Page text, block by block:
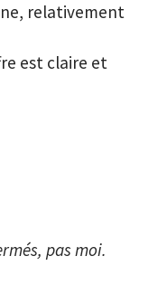
relativement
est claire et
pas moi.